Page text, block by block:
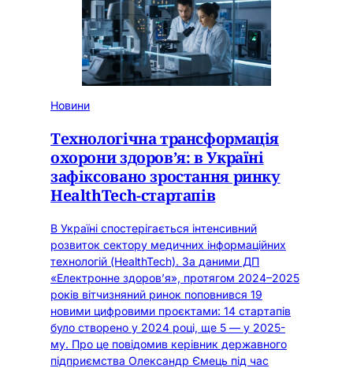
Новини
Технологічна трансформація
охорони здоров’я: в Україні
зафіксовано зростання ринку
HealthTech-стартапів
В Україні спостерігається інтенсивний
розвиток сектору медичних інформаційних
технологій (HealthTech). За даними ДП
«Електронне здоров’я», протягом 2024–2025
років вітчизняний ринок поповнився 19
новими цифровими проєктами: 14 стартапів
було створено у 2024 році, ще 5 — у 2025-
му. Про це повідомив керівник державного
підприємства Олександр Ємець під час